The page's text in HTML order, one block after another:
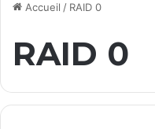
Accueil / RAID 0
RAID 0